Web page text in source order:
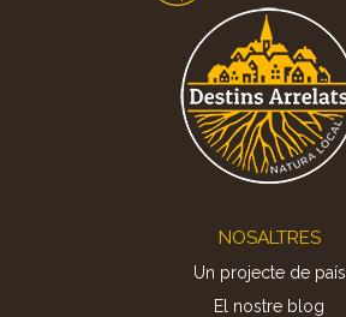
NOSALTRES
Un projecte de país
El nostre blog